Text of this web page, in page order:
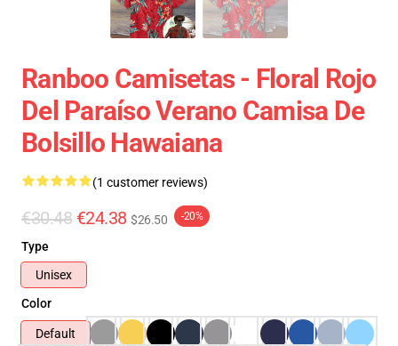
Ranboo Camisetas - Floral Rojo
Del Paraíso Verano Camisa De
Bolsillo Hawaiana
(1 customer reviews)
€30.48 €24.38 $26.50 -20%
Type
Unisex
Color
Default